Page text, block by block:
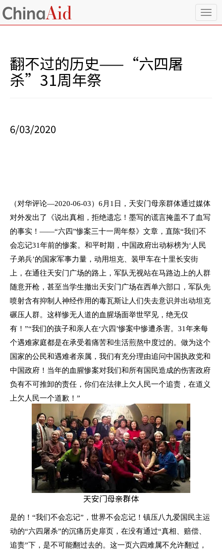
T
o
翻不过的历史——“六四屠
杀”31周年祭
6/03/2020
（对华评论—2020-06-03） 6 月 1 日，天安门母亲群体通过媒体
对外发出了《说出真相，拒绝遗忘！墨写的谎言掩盖不了血写
的事实！ ——“六四”惨案三十一周年祭》文章，直陈“我们不
会忘记31年前的惨案。和平时期，中国政府出动标榜为‘人民
子弟兵’的国家军事力量，动用坦克、装甲车在十里长安街
上，在通往天安门广场的路上，军队无视站在马路边上的人群
随意开枪，甚至当学生撤出天安门广场在西单六部口，军队先
喷射含有抑制人神经作用的毒瓦斯让人们失去意识并出动坦克
碾压人群。这样惨无人道的血腥场面举世罕见，绝无仅
有！”“我们的孩子和亲人在‘六四’惨案中惨遭杀害。 31年来每
个遇难家庭都是在承受着痛苦和生活煎熬中度过的。做为这个
国家的公民和遇难者亲属，我们有充分理由追问中国执政党和
中国政府！当年的血腥惨案对我们和所有国民造成的伤害政府
负有不可推卸的责任，你们在法律上欠人民一个追责，在道义
上欠人民一个道歉！”
天安门母亲群体
是的！“我们不会忘记”，世界不会忘记！镇压八九爱国民主运
动的“六四屠杀”的沉痛历史扉页，在没有通过“真相、赔偿、
追责”下，是不可能翻过去的。这一页六四难属不允许翻过，